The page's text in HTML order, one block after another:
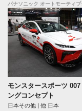
パナソニック オートモーティ
モンスタースポーツ
ングコンセプト
日本その他 | 他 日本